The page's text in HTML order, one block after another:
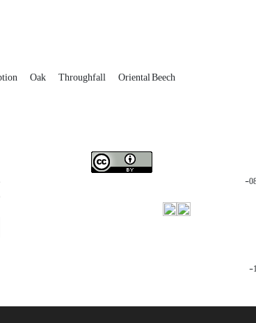
Oak Throughfall Oriental Beech
1404-08-
1403-
Attribution 4.0 International